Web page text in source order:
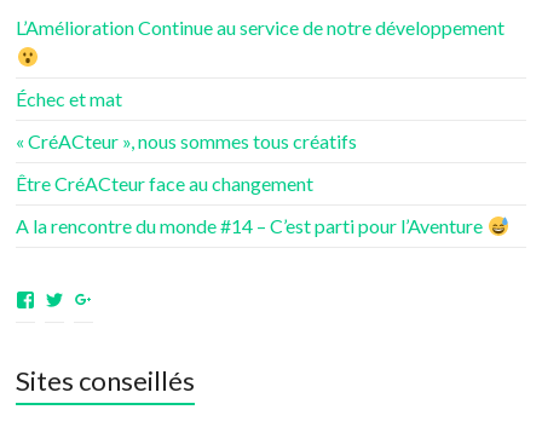
L’Amélioration Continue au service de notre développement
Échec et mat
« CréACteur », nous sommes tous créatifs
Être CréACteur face au changement
A la rencontre du monde #14 – C’est parti pour l’Aventure
Voir
aventuresdenotrevie
sur
Voir
Samsenie
sur
samsenie
sur
Sites conseillés